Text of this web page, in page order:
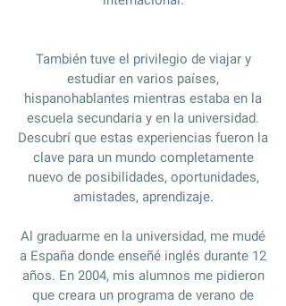
También tuve el privilegio de viajar y
estudiar en varios países,
hispanohablantes mientras estaba en la
escuela secundaria y en la universidad.
Descubrí que estas experiencias fueron la
clave para un mundo completamente
nuevo de posibilidades, oportunidades,
amistades, aprendizaje.
Al graduarme en la universidad, me mudé
a España donde enseñé inglés durante 12
años. En 2004, mis alumnos me pidieron
que creara un programa de verano de